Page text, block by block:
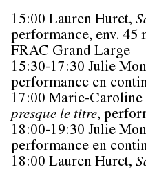
15:00 Lauren Huret,
performance, env. 45
FRAC Grand Large
15:30-17:30 Julie
performance en
17:00 Marie-Caroline
presque le titre,
18:00-19:30 Julie
performance en
18:00 Lauren Huret,